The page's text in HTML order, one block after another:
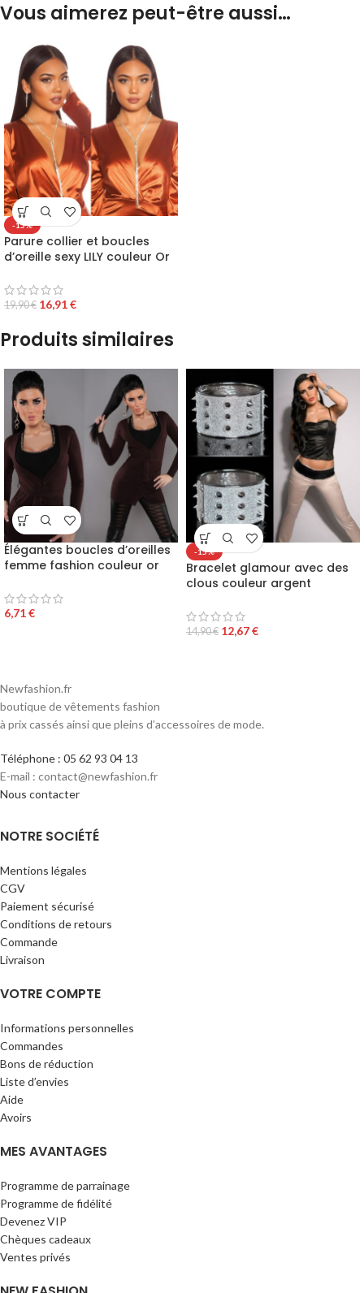
Vous aimerez peut-être aussi…
-15%
Parure collier et boucles
d’oreille sexy LILY couleur Or
19,90€ 16,91€
Produits similaires
Élégantes boucles d’oreilles
femme fashion couleur or
6,71€
-15%
Bracelet glamour avec des
clous couleur argent
14,90€ 12,67€
Newfashion.fr
boutique de vêtements fashion
à prix cassés ainsi que pleins d’accessoires de mode.
Téléphone : 05 62 93 04 13
E-mail : contact@newfashion.fr
Nous contacter
NOTRE SOCIÉTÉ
Mentions légales
CGV
Paiement sécurisé
Conditions de retours
Commande
Livraison
VOTRE COMPTE
Informations personnelles
Commandes
Bons de réduction
Liste d’envies
Aide
Avoirs
MES AVANTAGES
Programme de parrainage
Programme de fidélité
Devenez VIP
Chèques cadeaux
Ventes privés